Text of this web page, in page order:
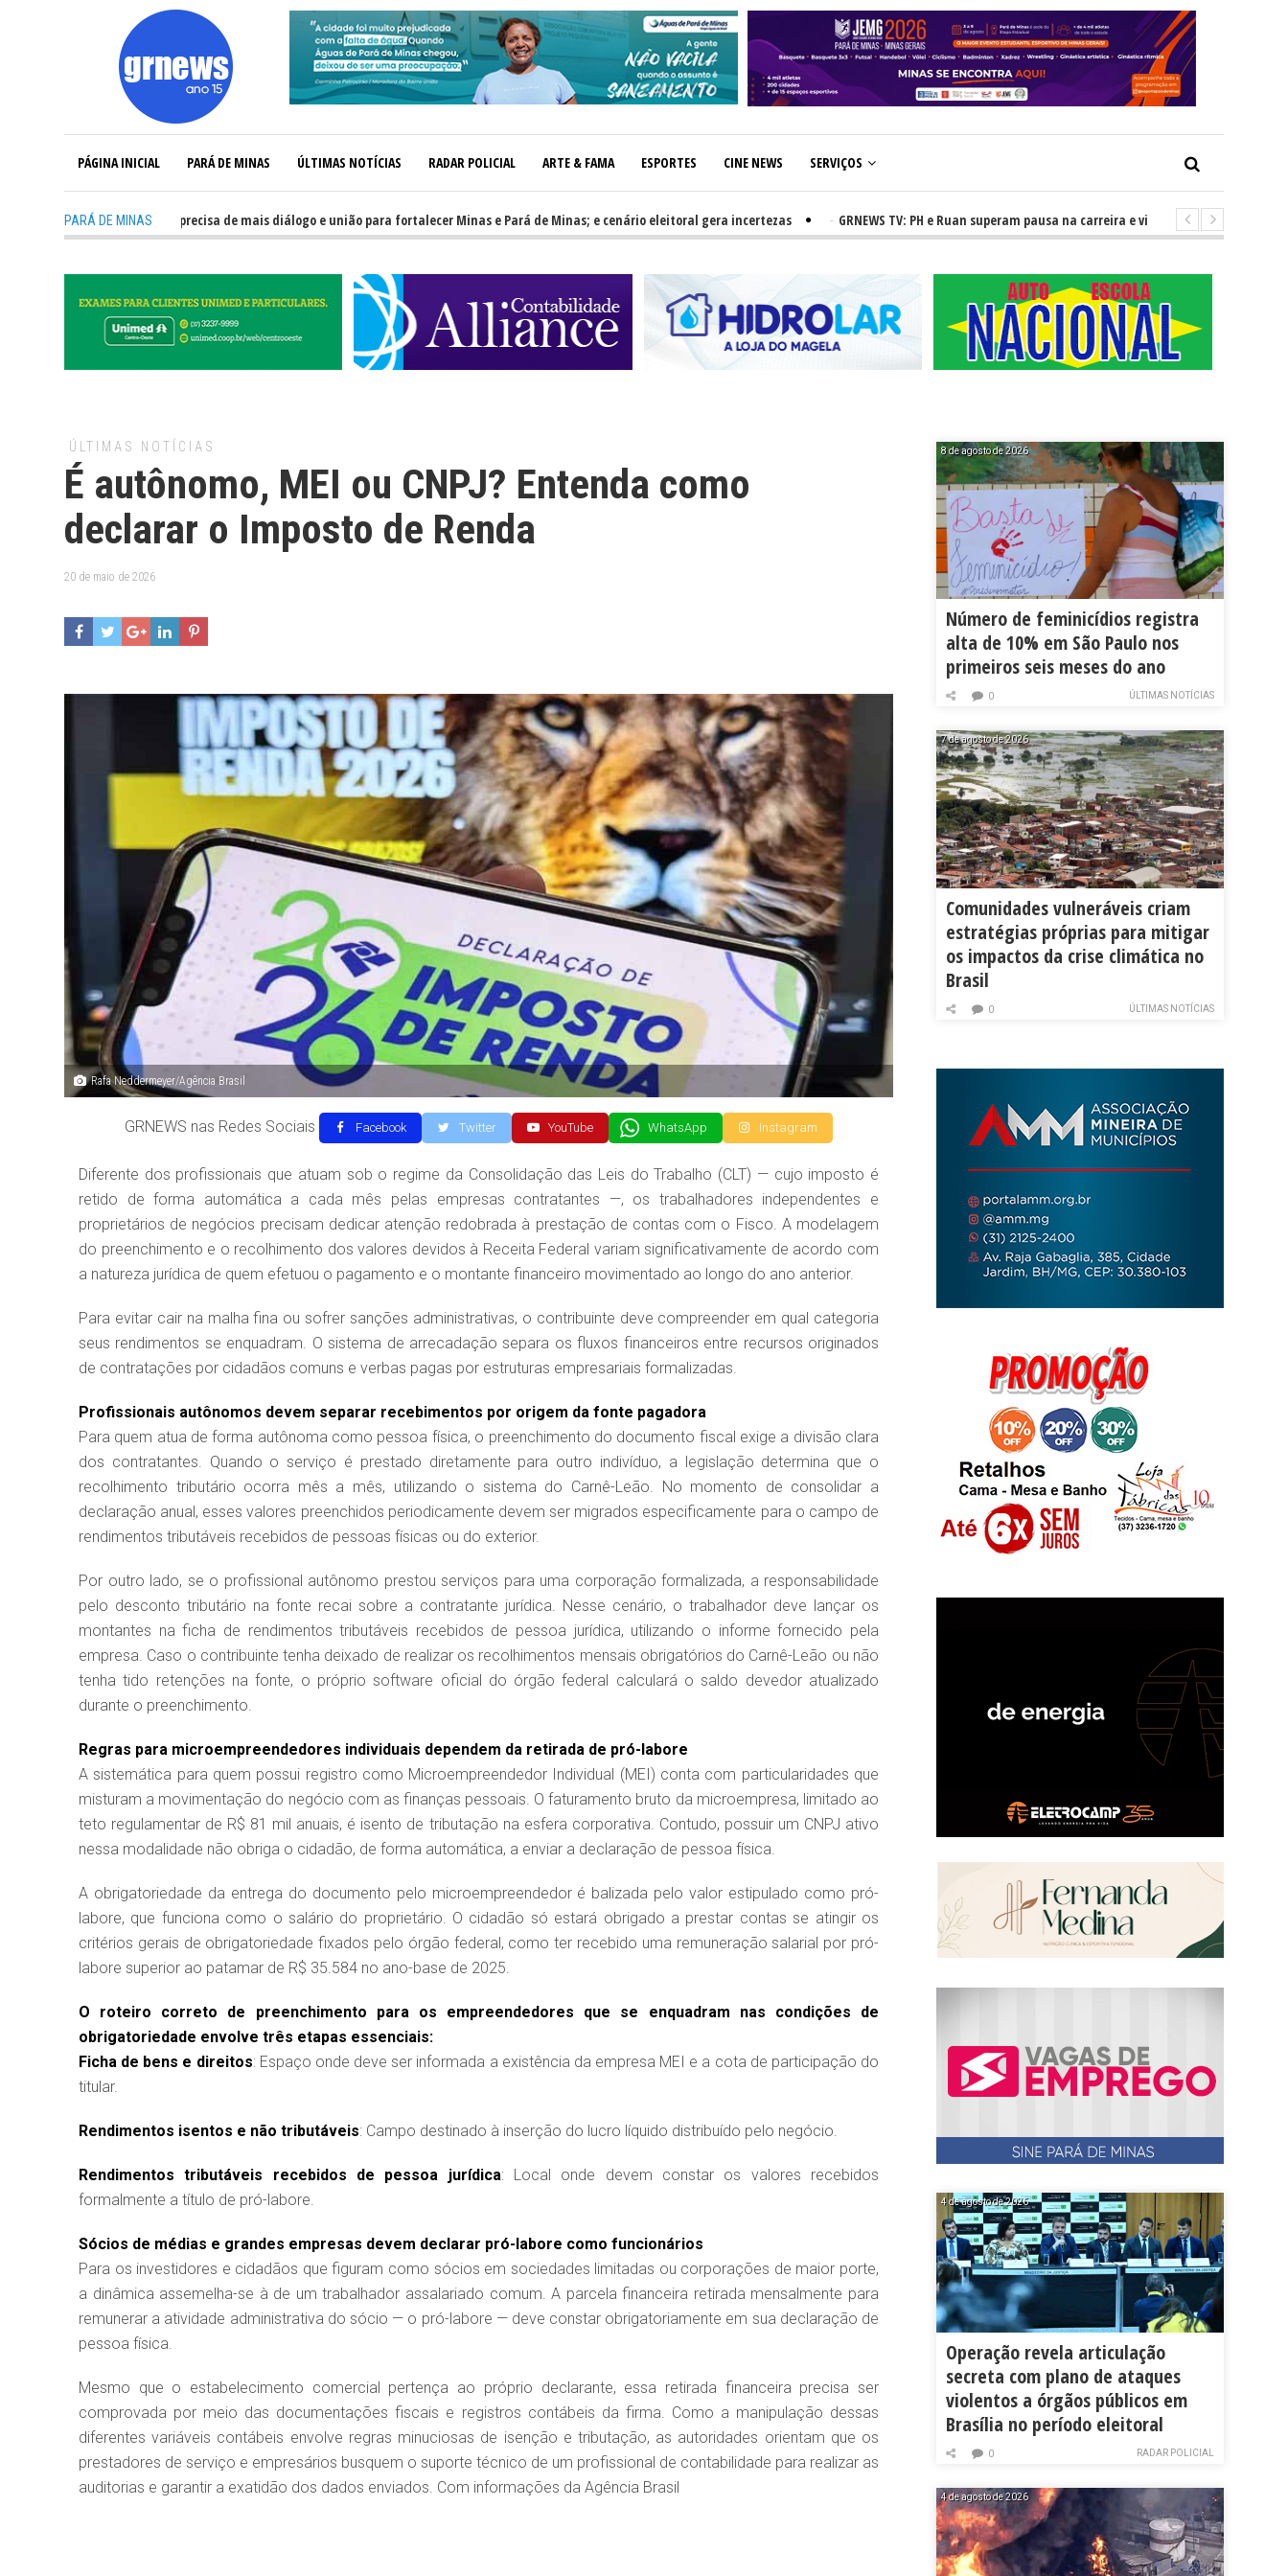
PÁGINA INICIAL PARÁ DE MINAS ÚLTIMAS NOTÍCIAS RADAR POLICIAL ARTE & FAMA ESPORTES CINE NEWS SERVIÇOS
PARÁ DE MINAS
GRNEWS TV: Política precisa de mais diálogo e união para fortalecer Minas e Pará de Minas; e cenário eleitoral gera incertezas - GRNEWS TV: PH e Ruan superam pausa na carreira e vivem ascensão no cenário
ÚLTIMAS NOTÍCIAS
É autônomo, MEI ou CNPJ? Entenda como
declarar o Imposto de Renda
20 de maio de 2026
Rafa Neddermeyer/Agência Brasil
GRNEWS nas Redes Sociais Facebook Twitter YouTube WhatsApp Instagram
Diferente dos profissionais que atuam sob o regime da Consolidação das Leis do Trabalho (CLT) — cujo imposto é
retido de forma automática a cada mês pelas empresas contratantes —, os trabalhadores independentes e
proprietários de negócios precisam dedicar atenção redobrada à prestação de contas com o Fisco. A modelagem
do preenchimento e o recolhimento dos valores devidos à Receita Federal variam significativamente de acordo com
a natureza jurídica de quem efetuou o pagamento e o montante financeiro movimentado ao longo do ano anterior.
Para evitar cair na malha fina ou sofrer sanções administrativas, o contribuinte deve compreender em qual categoria
seus rendimentos se enquadram. O sistema de arrecadação separa os fluxos financeiros entre recursos originados
de contratações por cidadãos comuns e verbas pagas por estruturas empresariais formalizadas.
Profissionais autônomos devem separar recebimentos por origem da fonte pagadora
Para quem atua de forma autônoma como pessoa física, o preenchimento do documento fiscal exige a divisão clara
dos contratantes. Quando o serviço é prestado diretamente para outro indivíduo, a legislação determina que o
recolhimento tributário ocorra mês a mês, utilizando o sistema do Carnê-Leão. No momento de consolidar a
declaração anual, esses valores preenchidos periodicamente devem ser migrados especificamente para o campo de
rendimentos tributáveis recebidos de pessoas físicas ou do exterior.
Por outro lado, se o profissional autônomo prestou serviços para uma corporação formalizada, a responsabilidade
pelo desconto tributário na fonte recai sobre a contratante jurídica. Nesse cenário, o trabalhador deve lançar os
montantes na ficha de rendimentos tributáveis recebidos de pessoa jurídica, utilizando o informe fornecido pela
empresa. Caso o contribuinte tenha deixado de realizar os recolhimentos mensais obrigatórios do Carnê-Leão ou não
tenha tido retenções na fonte, o próprio software oficial do órgão federal calculará o saldo devedor atualizado
durante o preenchimento.
Regras para microempreendedores individuais dependem da retirada de pró-labore
A sistemática para quem possui registro como Microempreendedor Individual (MEI) conta com particularidades que
misturam a movimentação do negócio com as finanças pessoais. O faturamento bruto da microempresa, limitado ao
teto regulamentar de R$ 81 mil anuais, é isento de tributação na esfera corporativa. Contudo, possuir um CNPJ ativo
nessa modalidade não obriga o cidadão, de forma automática, a enviar a declaração de pessoa física.
A obrigatoriedade da entrega do documento pelo microempreendedor é balizada pelo valor estipulado como pró-
labore, que funciona como o salário do proprietário. O cidadão só estará obrigado a prestar contas se atingir os
critérios gerais de obrigatoriedade fixados pelo órgão federal, como ter recebido uma remuneração salarial por pró-
labore superior ao patamar de R$ 35.584 no ano-base de 2025.
O roteiro correto de preenchimento para os empreendedores que se enquadram nas condições de
obrigatoriedade envolve três etapas essenciais:
Ficha de bens e direitos: Espaço onde deve ser informada a existência da empresa MEI e a cota de participação do
titular.
Rendimentos isentos e não tributáveis: Campo destinado à inserção do lucro líquido distribuído pelo negócio.
Rendimentos tributáveis recebidos de pessoa jurídica: Local onde devem constar os valores recebidos
formalmente a título de pró-labore.
Sócios de médias e grandes empresas devem declarar pró-labore como funcionários
Para os investidores e cidadãos que figuram como sócios em sociedades limitadas ou corporações de maior porte,
a dinâmica assemelha-se à de um trabalhador assalariado comum. A parcela financeira retirada mensalmente para
remunerar a atividade administrativa do sócio — o pró-labore — deve constar obrigatoriamente em sua declaração de
pessoa física.
Mesmo que o estabelecimento comercial pertença ao próprio declarante, essa retirada financeira precisa ser
comprovada por meio das documentações fiscais e registros contábeis da firma. Como a manipulação dessas
diferentes variáveis contábeis envolve regras minuciosas de isenção e tributação, as autoridades orientam que os
prestadores de serviço e empresários busquem o suporte técnico de um profissional de contabilidade para realizar as
auditorias e garantir a exatidão dos dados enviados. Com informações da Agência Brasil
8 de agosto de 2026
Número de feminicídios registra
alta de 10% em São Paulo nos
primeiros seis meses do ano
ÚLTIMAS NOTÍCIAS
0
7 de agosto de 2026
Comunidades vulneráveis criam
estratégias próprias para mitigar
os impactos da crise climática no
Brasil
ÚLTIMAS NOTÍCIAS
0
4 de agosto de 2026
Operação revela articulação
secreta com plano de ataques
violentos a órgãos públicos em
Brasília no período eleitoral
RADAR POLICIAL
0
4 de agosto de 2026